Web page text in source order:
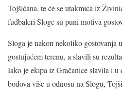
Tojšićana, te će se utakmica iz
fudbaleri Sloge su puni motiva
Sloga je nakon nekoliko gostovanja
gostujućem terenu, a slavili su
Iako je ekipa iz Gračanice slavila i u
bodova više u odnosu na Slogu,